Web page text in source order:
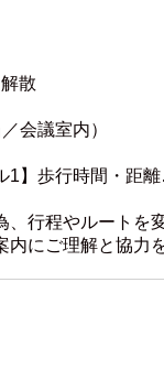
散
会議室内）
1】歩行時間・距
行程やルートを
にご理解と協力